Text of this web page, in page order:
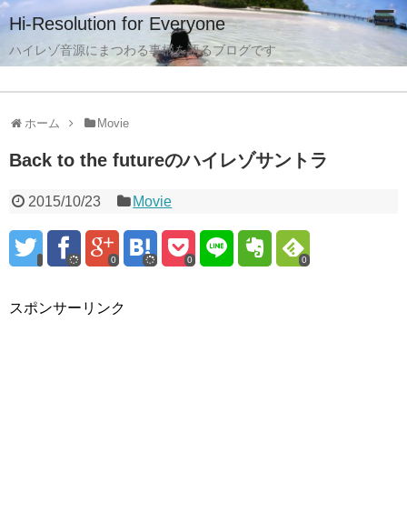
Hi-Resolution for Everyone
ハイレゾ音源にまつわる事柄を語るブログです
ホーム Movie
Back to the futureのハイレゾサントラ
2015/10/23 Movie
0 0 0
スポンサーリンク